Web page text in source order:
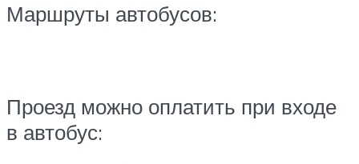
Маршруты автобусов:
Проезд можно оплатить при входе
в автобус: